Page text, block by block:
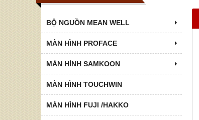
BỘ NGUỒN MEAN WELL
MÀN HÌNH PROFACE
MÀN HÌNH SAMKOON
MÀN HÌNH TOUCHWIN
MÀN HÌNH FUJI /HAKKO